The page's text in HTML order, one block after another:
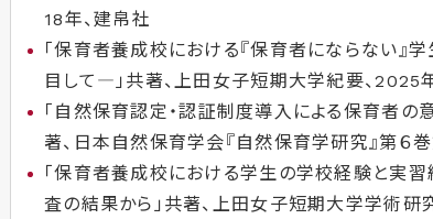
18年、建帛社
「保育者養成校における『保育者にならない
目して―」共著、上田女子短期大学紀要、2025
「自然保育認定・認証制度導入による保育者
著、日本自然保育学会『自然保育学研究』第６
「保育者養成校における学生の学校経験と実
査の結果から」共著、上田女子短期大学学術研